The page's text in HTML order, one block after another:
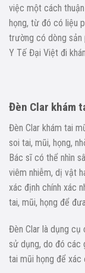
việc một cách
họng, từ đó có liệu
trường có dòng sản
Y Tế Đại Việt đi
Đèn Clar khám
Đèn Clar khám tai
soi tai, mũi, họng,
Bác sĩ có thể nhìn
viêm nhiễm, dị vật
xác định chính xác
tai, mũi, họng để
Đèn Clar là dụng cụ
sử dụng, do đó các
tai mũi họng để xác